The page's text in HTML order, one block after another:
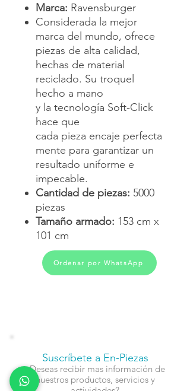
Marca: Ravensburger
Considerada la mejor
marca del mundo, ofrece
piezas de alta calidad,
hechas de material
reciclado. Su troquel
hecho a mano
y la tecnología Soft-Click
hace que
cada pieza encaje perfecta
mente para garantizar un
resultado uniforme e
impecable.
Cantidad de piezas: 5000
piezas
Tamaño armado: 153 cm x
101 cm
Ordenar por WhatsApp
Suscríbete a En-Piezas
¿Deseas recibir mas información de
nuestros productos, servicios y